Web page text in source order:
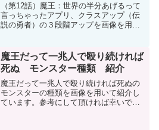
（第12話）魔王：世界の半分あげるって
言っちゃったアプリ、クラスアップ（伝
説の勇者）の３段階アップを画像を用い
です。
魔王だって一兆人で殴り続ければ
死ぬ モンスター種類 紹介
魔王だって一兆人で殴り続ければ死ぬの
モンスターの種類を画像を用いて紹介し
ています。参考にして頂ければ幸いで